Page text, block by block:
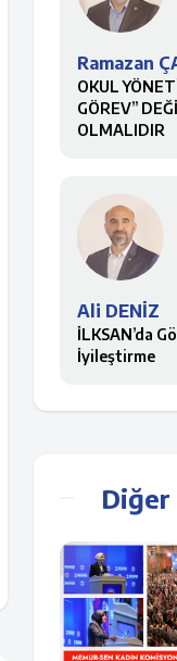
Ramazan
OKUL
GÖREV”
OLMALIDIR
Ali DENİZ
İLKSAN’da
İyileştirme